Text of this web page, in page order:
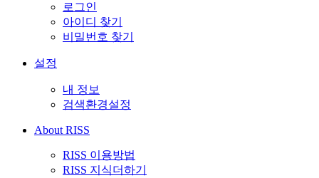
로그인
아이디 찾기
비밀번호 찾기
설정
내 정보
검색환경설정
About RISS
RISS 이용방법
RISS 지식더하기